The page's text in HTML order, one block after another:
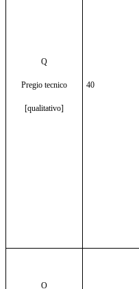
Q
Pregio tecnico
[qualitativo]
40
O